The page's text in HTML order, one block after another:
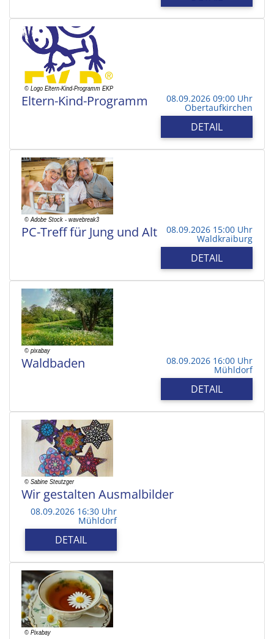
Eltern-Kind-Programm 08.09.2026 09:00 Uhr
Obertaufkirchen
DETAIL
PC-Treff für Jung und Alt 08.09.2026 15:00 Uhr
Waldkraiburg
DETAIL
Waldbaden 08.09.2026 16:00 Uhr
Mühldorf
DETAIL
Wir gestalten Ausmalbilder
08.09.2026 16:30 Uhr
Mühldorf
DETAIL